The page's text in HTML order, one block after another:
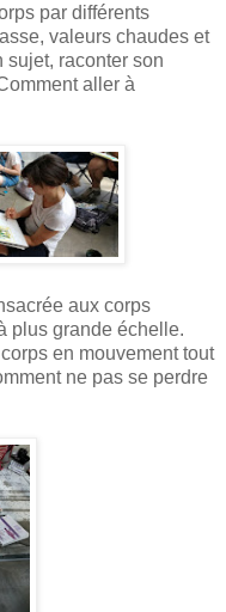
par différents
valeurs chaudes et
sujet, raconter son
aller à
aux corps
plus grande échelle.
en mouvement tout
ne pas se perdre